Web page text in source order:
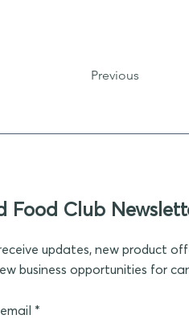
Previous
Food Club
updates, new product
business opportunities for